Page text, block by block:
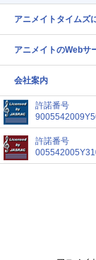
アニメイトタイムズ
アニメイトのWebサ
会社案内
許諾番号
許諾番号